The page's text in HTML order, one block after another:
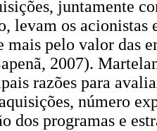
juntamente
levam os acionistas
mais pelo valor das
2007).
razões para
número
dos programas e